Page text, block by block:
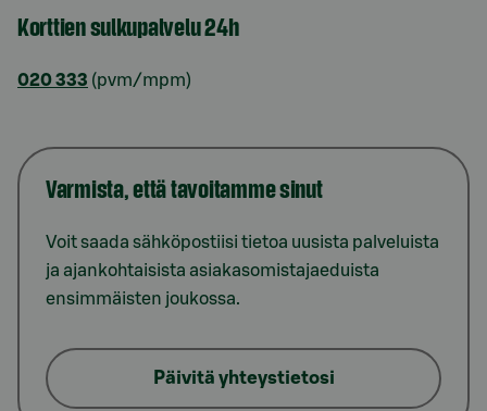
Korttien sulkupalvelu 24h
020 333 (pvm/mpm)
Varmista, että tavoitamme sinut
Voit saada sähköpostiisi tietoa uusista palveluista
ja ajankohtaisista asiakasomistajaeduista
ensimmäisten joukossa.
Päivitä yhteystietosi